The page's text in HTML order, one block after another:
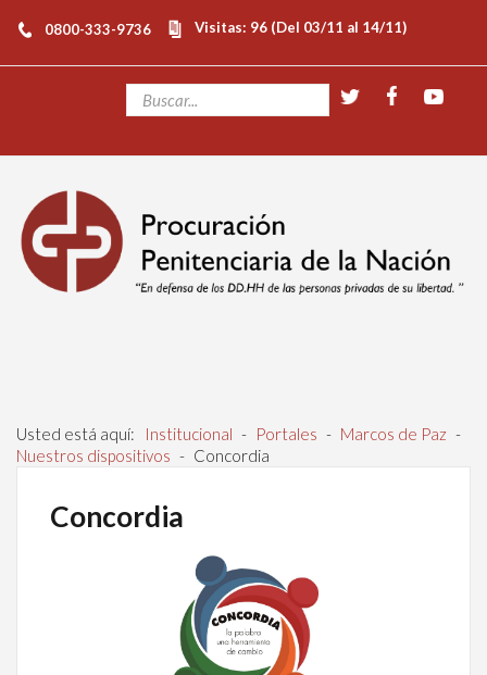
0800-333-9736 Visitas: 96 (Del 03/11 al 14/11)
Usted está aquí: Institucional - Portales - Marcos de Paz -
Nuestros dispositivos - Concordia
Concordia